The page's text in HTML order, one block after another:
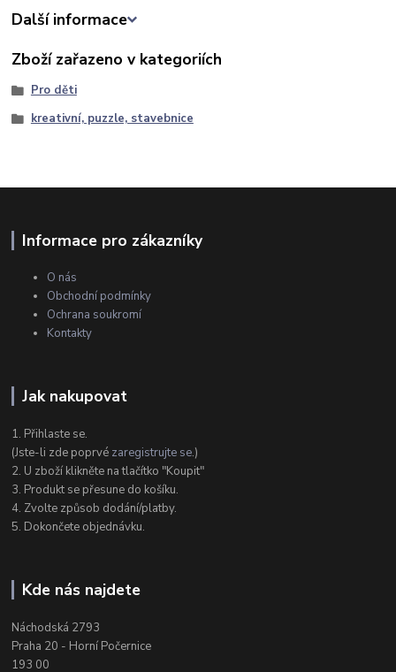
Další informace
Zboží zařazeno v kategoriích
Pro děti
kreativní, puzzle, stavebnice
Informace pro zákazníky
O nás
Obchodní podmínky
Ochrana soukromí
Kontakty
Jak nakupovat
1. Přihlaste se.
(Jste-li zde poprvé zaregistrujte se.)
2. U zboží klikněte na tlačítko "Koupit"
3. Produkt se přesune do košíku.
4. Zvolte způsob dodání/platby.
5. Dokončete objednávku.
Kde nás najdete
Náchodská 2793
Praha 20 - Horní Počernice
193 00